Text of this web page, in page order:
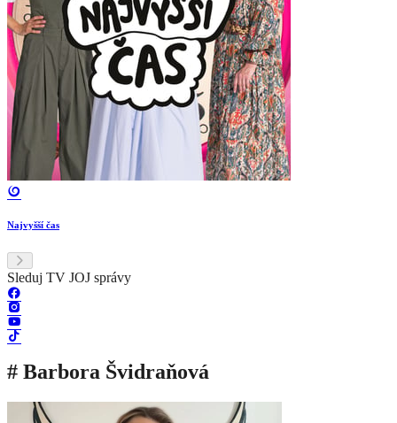
Najvyšší čas
Sleduj TV JOJ správy
# Barbora Švidraňová